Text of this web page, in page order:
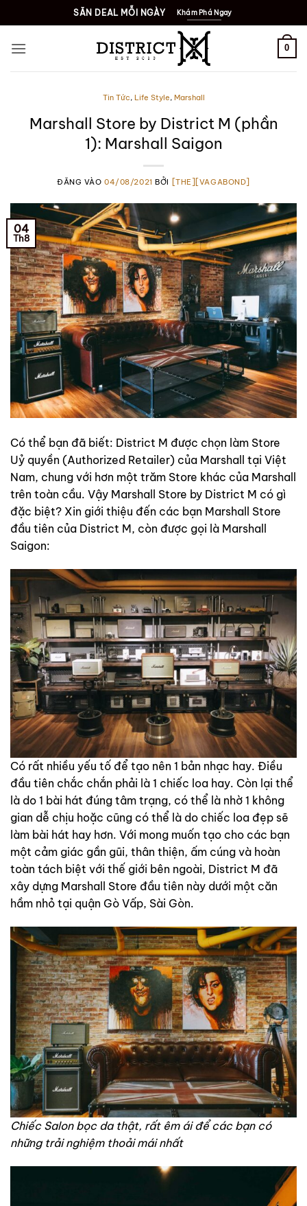
qua
nội
SĂN DEAL MỖI NGÀY Khám Phá Ngay
0
Tin Tức, Life Style, Marshall
Marshall Store by District M (phần
1): Marshall Saigon
ĐĂNG VÀO04/08/2021 BỞI [THE][VAGABOND]
04
Th8
Có thể bạn đã biết: District M được chọn làm Store
Uỷ quyền (Authorized Retailer) của Marshall tại Việt
Nam, chung với hơn một trăm Store khác của Marshall
trên toàn cầu. Vậy Marshall Store by District M có gì
đặc biệt? Xin giới thiệu đến các bạn Marshall Store
đầu tiên của District M, còn được gọi là Marshall
Saigon:
Có rất nhiều yếu tố để tạo nên 1 bản nhạc hay. Điều
đầu tiên chắc chắn phải là 1 chiếc loa hay. Còn lại thể
là do 1 bài hát đúng tâm trạng, có thể là nhờ 1 không
gian dễ chịu hoặc cũng có thể là do chiếc loa đẹp sẽ
làm bài hát hay hơn. Với mong muốn tạo cho các bạn
một cảm giác gần gũi, thân thiện, ấm cúng và hoàn
toàn tách biệt với thế giới bên ngoài, District M đã
xây dựng Marshall Store đầu tiên này dưới một căn
hầm nhỏ tại quận Gò Vấp, Sài Gòn.
Chiếc Salon bọc da thật, rất êm ái để các bạn có
những trải nghiệm thoải mái nhất